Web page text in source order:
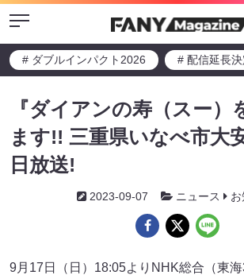
Menu
# ダブルインパクト2026 # 配信延長決
『ダイアンの寿（スー）
ます!! 三重県いなべ市大
日放送!
2023-09-07 ニュース
9月17日（日）18:05よりNHK総合（東